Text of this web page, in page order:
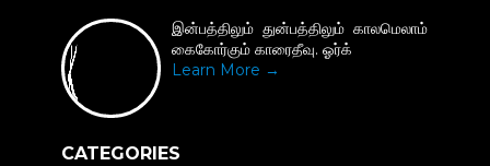
இன்பத்திலும் துன்பத்திலும் காலமெலாம்
கைகோர்கும் காரைதீவு. ஓர்க்
Learn More →
CATEGORIES